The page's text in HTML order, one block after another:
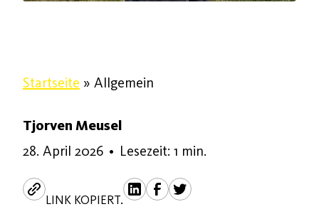
Startseite » Allgemein
Tjorven Meusel
28. April 2026 • Lesezeit: 1 min.
LINK KOPIERT.